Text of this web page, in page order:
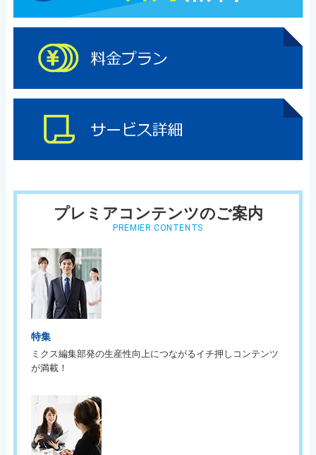
プレミアコンテンツのご案内
PREMIER CONTENTS
特集
ミクス編集部発の生産性向上につながるイチ押しコンテンツ
が満載！